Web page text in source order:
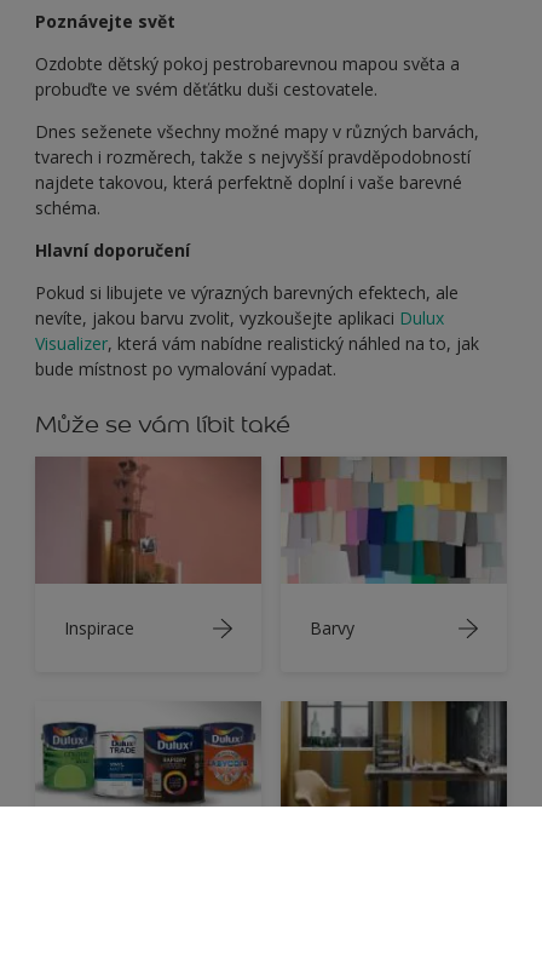
Poznávejte svět
Ozdobte dětský pokoj pestrobarevnou mapou světa a
probuďte ve svém děťátku duši cestovatele.
Dnes seženete všechny možné mapy v různých barvách,
tvarech i rozměrech, takže s nejvyšší pravděpodobností
najdete takovou, která perfektně doplní i vaše barevné
schéma.
Hlavní doporučení
Pokud si libujete ve výrazných barevných efektech, ale
nevíte, jakou barvu zvolit, vyzkoušejte aplikaci Dulux
Visualizer, která vám nabídne realistický náhled na to, jak
bude místnost po vymalování vypadat.
Může se vám líbit také
Inspirace Barvy